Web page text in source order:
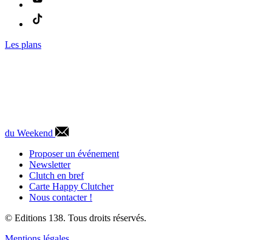
Les plans
du Weekend
Proposer un événement
Newsletter
Clutch en bref
Carte Happy Clutcher
Nous contacter !
© Editions 138. Tous droits réservés.